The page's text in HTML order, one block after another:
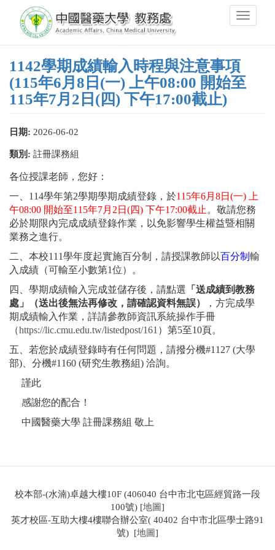
內
Toggle
1142學期成績輸入時程與注意事項
(115年6月8日(一) 上午08:00 開始至
115年7月2日(四) 下午17:00截止)
日期: 2026-06-02
類別: 註冊課務組
各位授課老師，您好：
一、114學年第2學期學期成績登錄，於115年6月8日(一) 上
午08:00 開始至115年7月2日(四) 下午17:00截止 。敬請您務
必於期限內完成成績登錄作業，以免影響學生權益暨相關
業務之進行。
二、本校111學年度起實施百分制，請授課教師以百分制 輸
入成績（可輸至小數第1位）。
四、學期成績輸入完成並儲存後，請點選 「送成績到教務
處」（送出後無法再修改，請確認資料無誤）
，方完成學
期成績輸入作業，詳請參教師資訊系統操作手冊
（https://lic.cmu.edu.tw/listedpost/161 ）第5至10頁。
五、若您於成績登錄時有任何問題，請撥分機#1127 (大學
部)、分機#1160 (研究生教務組) 洽詢。
謹此
感謝您的配合！
中國醫藥大學 註冊課務組 敬上
校本部-(水湳)卓越大樓10F (406040 台中市北屯區經貿路一段
100號) [地圖]
英才校區-互助大樓4樓聯合辦公室( 40402 台中市北區學士路91
號) [地圖]